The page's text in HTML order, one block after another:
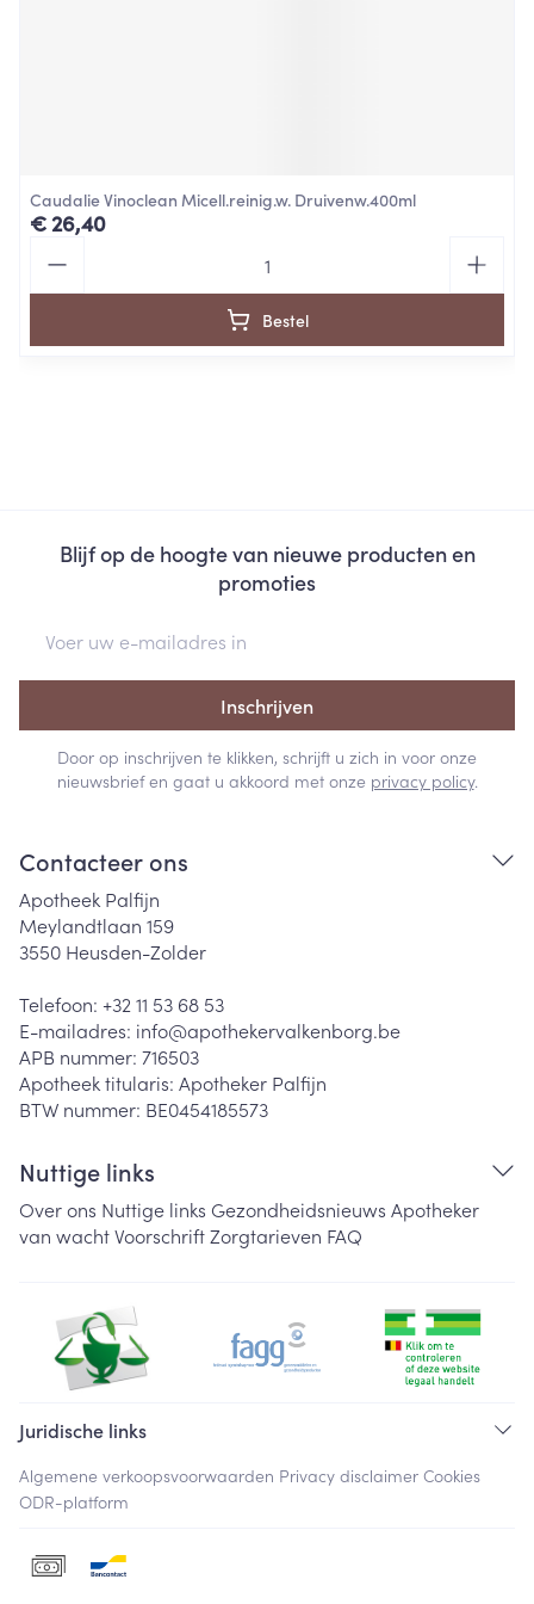
Caudalie Vinoclean Micell.reinig.w. Druivenw.400ml
€ 26,40
Bestel
Blijf op de hoogte van nieuwe producten en
promoties
Inschrijven
Door op inschrijven te klikken, schrijft u zich in voor onze
nieuwsbrief en gaat u akkoord met onze privacy policy.
Contacteer ons
Apotheek Palfijn
Meylandtlaan 159
3550 Heusden-Zolder
Telefoon: +32 11 53 68 53
E-mailadres: info@apothekervalkenborg.be
APB nummer: 716503
Apotheek titularis: Apotheker Palfijn
BTW nummer: BE0454185573
Nuttige links
Over ons Nuttige links Gezondheidsnieuws Apotheker
van wachtVoorschriftZorgtarieven FAQ
Juridische links
Algemene verkoopsvoorwaarden Privacy disclaimer Cookies
ODR-platform